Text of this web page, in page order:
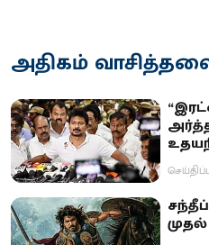
அதிகம்